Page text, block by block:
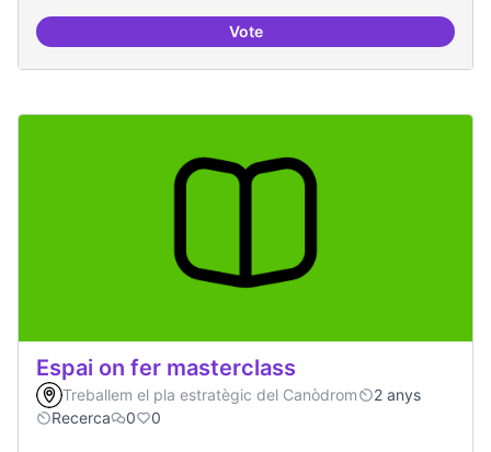
VoteGrupos de trabajo para impulsar
Espai on fer masterclass
Treballem el pla estratègic del Canòdrom
2 anys
Recerca
0 0